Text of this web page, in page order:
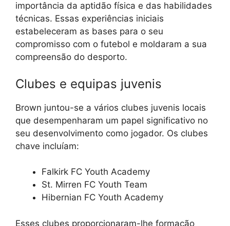
importância da aptidão física e das habilidades
técnicas. Essas experiências iniciais
estabeleceram as bases para o seu
compromisso com o futebol e moldaram a sua
compreensão do desporto.
Clubes e equipas juvenis
Brown juntou-se a vários clubes juvenis locais
que desempenharam um papel significativo no
seu desenvolvimento como jogador. Os clubes
chave incluíam:
Falkirk FC Youth Academy
St. Mirren FC Youth Team
Hibernian FC Youth Academy
Esses clubes proporcionaram-lhe formação